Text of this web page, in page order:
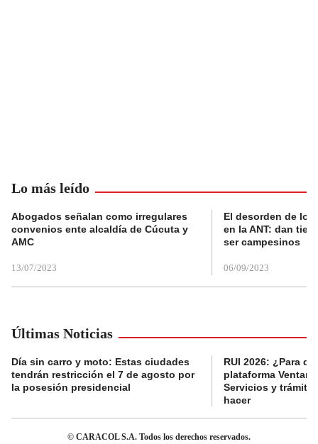
Lo más leído
Abogados señalan como irregulares
convenios ente alcaldía de Cúcuta y
AMC
13/07/2023
El desorden de
en la ANT: dan
ser campesinos
06/09/2023
Últimas Noticias
Día sin carro y moto: Estas ciudades
tendrán restricción el 7 de agosto por
la posesión presidencial
RUI 2026: ¿Para
plataforma
Servicios y
hacer
© CARACOL S.A. Todos los derechos reservados.